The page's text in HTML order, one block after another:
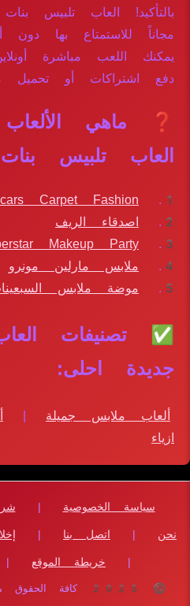
بالتأكيد! العاب تلبيس
مجاناً للاستمتاع بها
يمكنك اللعب مباشرة
دفع اشتراكات أو تحميل
❓ ماهي
العاب تلبيس
Carpet Fashion
اصدقاء الريف
Makeup Party
ملابس مارلين مونرو
موضة ملابس
✅ تصنيفات
جديدة احلى:
ألعاب ملابس جميلة |
ازياء
سياسة الخصوصية |
نحن | اتصل بنا |
| خريطة الموقع |
© 2025 كافة الحقوق محفوظة لموقع Al3abCoat